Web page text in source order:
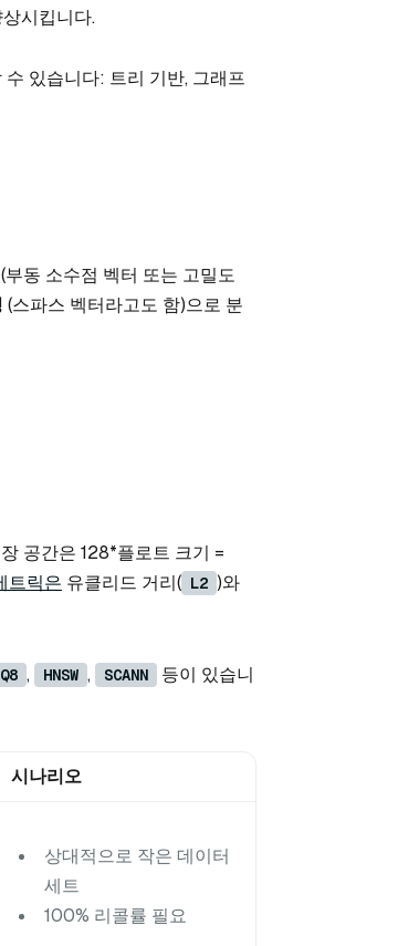
시킵니다.
있습니다: 트리 기반, 그래프
부동 소수점 벡터 또는 고밀도
(스파스 벡터라고도 함)으로 분
공간은 128*플로트 크기 =
트릭은 유클리드 거리( L2 )와
, HNSW , SCANN
등이 있습니
시나리오
상대적으로 작은 데이터
세트
100% 리콜률 필요